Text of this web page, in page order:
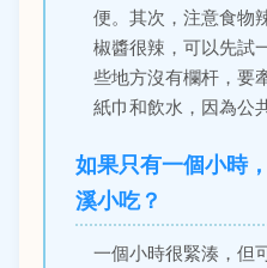
便。其次，注意食物
椒醬很辣，可以先試
些地方沒有欄杆，要
紙巾和飲水，因為公
如果只有一個小時
溪小吃？
一個小時很緊湊，但